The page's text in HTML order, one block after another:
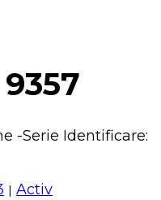
-Serie Identificare:
| Activ